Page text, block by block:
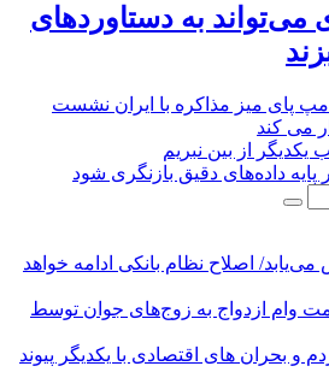
می‌تواند به دستاوردهای
می‌یابد/ اصلاح نظام بانکی ادامه خواهد
بیش از ۸ همت وام ازدواج به زوج‌های جوان توسط
بحران های اقتصادی با یکدیگر پیوند